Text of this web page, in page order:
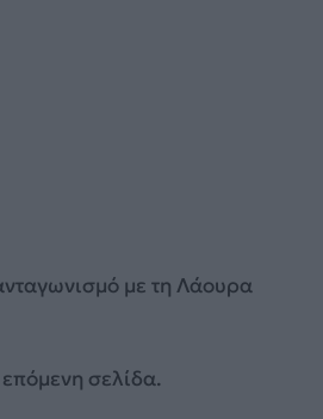
με τη Λάουρα
επόμενη σελίδα.